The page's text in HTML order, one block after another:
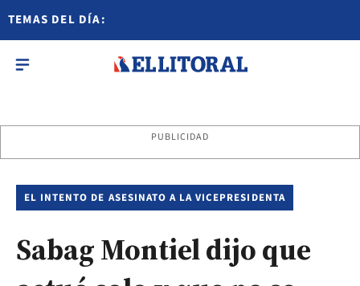
TEMAS DEL DÍA:
PUBLICIDAD
EL INTENTO DE ASESINATO A LA VICEPRESIDENTA
Sabag Montiel dijo que